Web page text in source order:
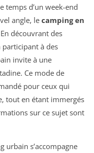
temps d’un week-end
angle, le camping en
découvrant des
participant à des
invite à une
Ce mode de
pour ceux qui
tout en étant immergés
sur ce sujet sont
urbain s’accompagne